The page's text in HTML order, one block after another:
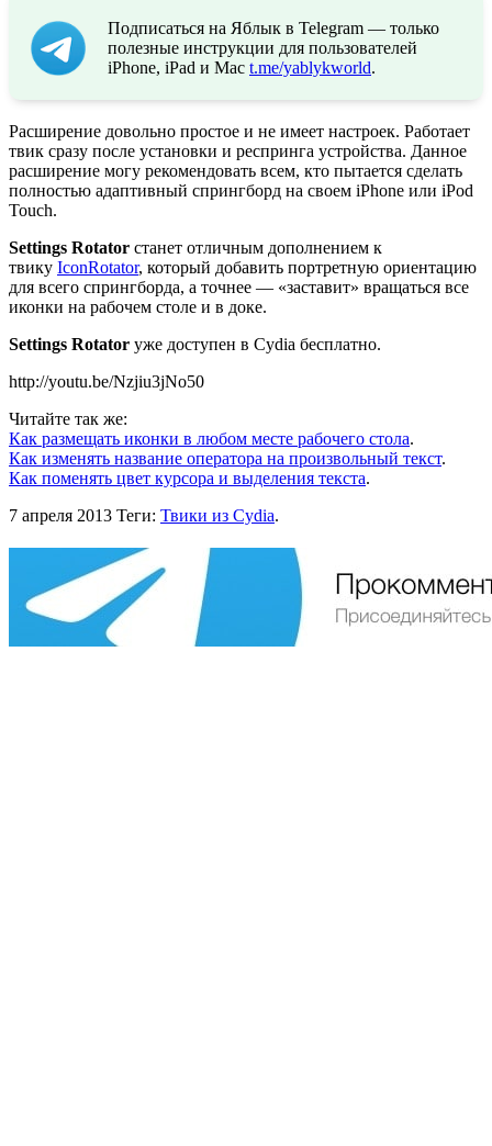
Подписаться на Яблык в Telegram — только
полезные инструкции для пользователей
iPhone, iPad и Mac t.me/yablykworld.
Расширение довольно простое и не имеет настроек. Работает
твик сразу после установки и респринга устройства. Данное
расширение могу рекомендовать всем, кто пытается сделать
полностью адаптивный спрингборд на своем iPhone или iPod
Touch.
Settings Rotator станет отличным дополнением к
твику IconRotator, который добавить портретную ориентацию
для всего спрингборда, а точнее — «заставит» вращаться все
иконки на рабочем столе и в доке.
Settings Rotator уже доступен в Cydia бесплатно.
http://youtu.be/Nzjiu3jNo50
Читайте так же:
Как размещать иконки в любом месте рабочего стола.
Как изменять название оператора на произвольный текст.
Как поменять цвет курсора и выделения текста.
7 апреля 2013 Теги: Твики из Cydia.